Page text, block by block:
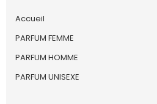
Accueil
PARFUM FEMME
PARFUM HOMME
PARFUM UNISEXE